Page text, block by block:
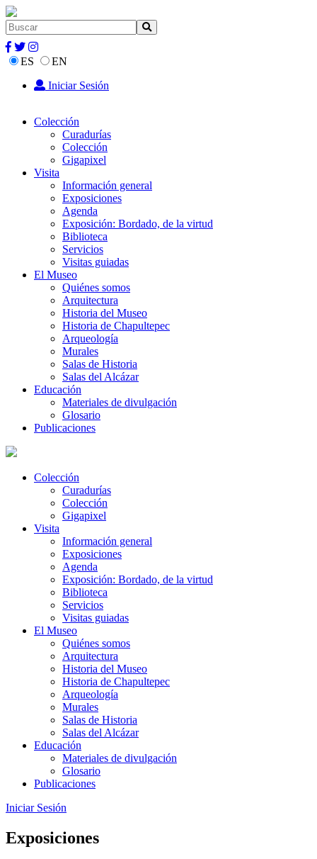
ES
EN
Iniciar Sesión
Colección
Curadurías
Colección
Gigapixel
Visita
Información general
Exposiciones
Agenda
Exposición: Bordado, de la virtud
Biblioteca
Servicios
Visitas guiadas
El Museo
Quiénes somos
Arquitectura
Historia del Museo
Historia de Chapultepec
Arqueología
Murales
Salas de Historia
Salas del Alcázar
Educación
Materiales de divulgación
Glosario
Publicaciones
Colección
Curadurías
Colección
Gigapixel
Visita
Información general
Exposiciones
Agenda
Exposición: Bordado, de la virtud
Biblioteca
Servicios
Visitas guiadas
El Museo
Quiénes somos
Arquitectura
Historia del Museo
Historia de Chapultepec
Arqueología
Murales
Salas de Historia
Salas del Alcázar
Educación
Materiales de divulgación
Glosario
Publicaciones
Iniciar Sesión
Exposiciones